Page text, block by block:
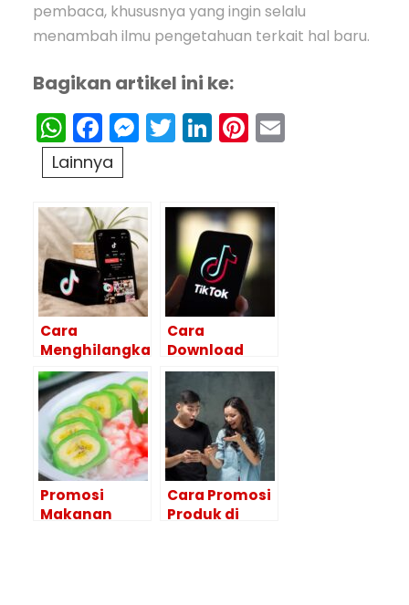
pembaca, khususnya yang ingin selalu
menambah ilmu pengetahuan terkait hal baru.
Bagikan artikel ini ke:
WhatsApp
Facebook
Messenger
Twitter
LinkedIn
Pinterest
Lainnya
Cara
Menghilangkan
Watermark
Tiktok Tanpa
Pakai Aplikasi
Cara
Download
Foto Tiktok
Tanpa
Watermark
Tanpa
Aplikasi
Promosi
Makanan
Cara Promosi
Produk di